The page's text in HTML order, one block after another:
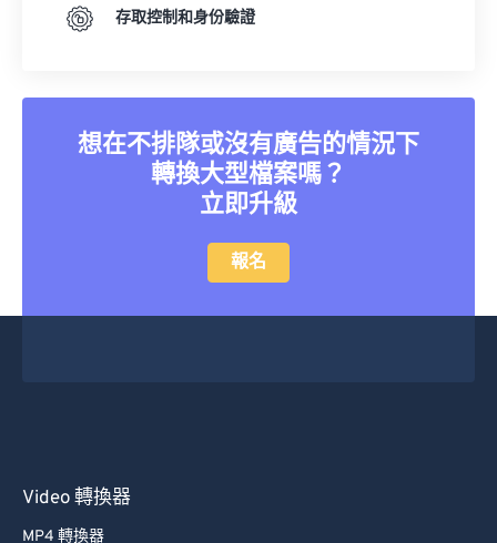
存取控制和身份驗證
想在不排隊或沒有廣告的情況下
轉換大型檔案嗎？
立即升級
報名
Video 轉換器
MP4 轉換器